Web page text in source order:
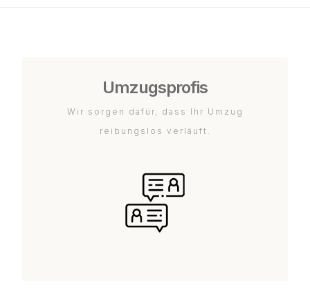
Umzugsprofis
Wir sorgen dafür, dass Ihr Umzug
reibungslos verläuft.